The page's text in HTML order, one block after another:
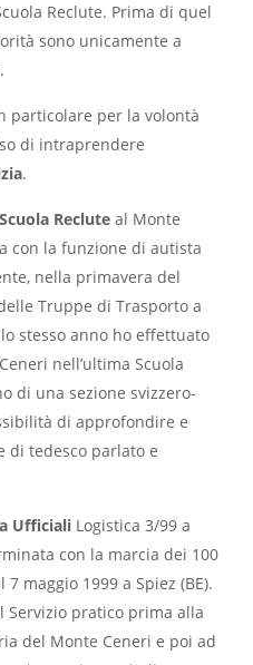
Reclute. Prima di quel
sono unicamente a
particolare per la volontà
di intraprendere
.
Scuola Reclute al Monte
con la funzione di autista
nella primavera del
Truppe di Trasporto a
stesso anno ho effettuato
nell’ultima Scuola
di una sezione svizzero-
di approfondire e
di tedesco parlato e
Ufficiali Logistica 3/99 a
con la marcia dei 100
7 maggio 1999 a Spiez (BE).
Servizio pratico prima alla
del Monte Ceneri e poi ad